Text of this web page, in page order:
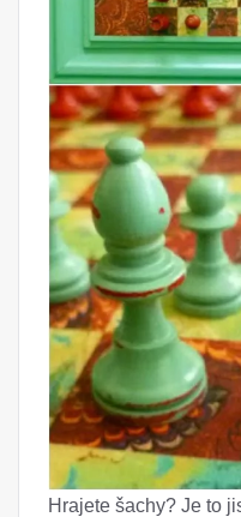
Hrajete šachy? Je to